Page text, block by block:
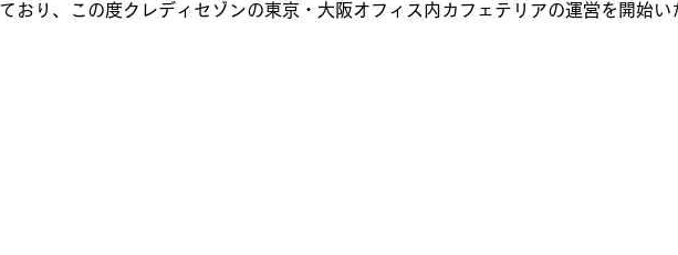
ており、この度クレディセゾンの東京・大阪オフィス内カフェテリアの運営を開始い